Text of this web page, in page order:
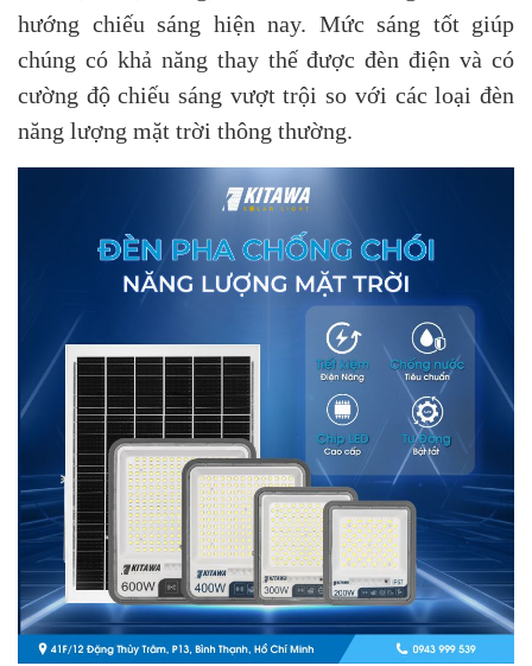
hướng chiếu sáng hiện nay. Mức sáng tốt giúp
chúng có khả năng thay thế được đèn điện và có
cường độ chiếu sáng vượt trội so với các loại đèn
năng lượng mặt trời thông thường.